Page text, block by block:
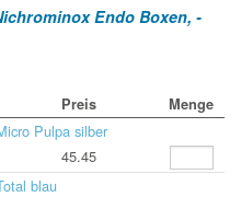
Endo Boxen, -
Preis Menge
Pulpa silber
45.45
blau